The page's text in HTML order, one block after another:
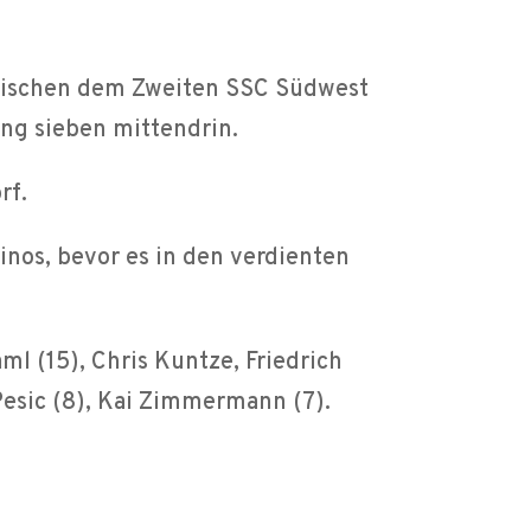
dem Zweiten SSC Südwest
sieben mittendrin.
bevor es in den verdienten
(15), Chris Kuntze, Friedrich
(8), Kai Zimmermann (7).